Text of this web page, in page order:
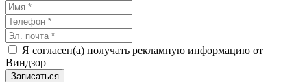
Я согласен(а) получать рекламную информацию от
Виндзор